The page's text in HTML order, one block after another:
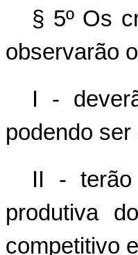
§ 5º Os
observarão
I -
podendo
II - terão
produtiva
competitivo